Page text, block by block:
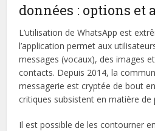
données : options et
L’utilisation de WhatsApp est
l’application permet aux
messages (vocaux), des images
contacts. Depuis 2014, la
messagerie est cryptée de bout
critiques subsistent en matière
Il est possible de les contourner